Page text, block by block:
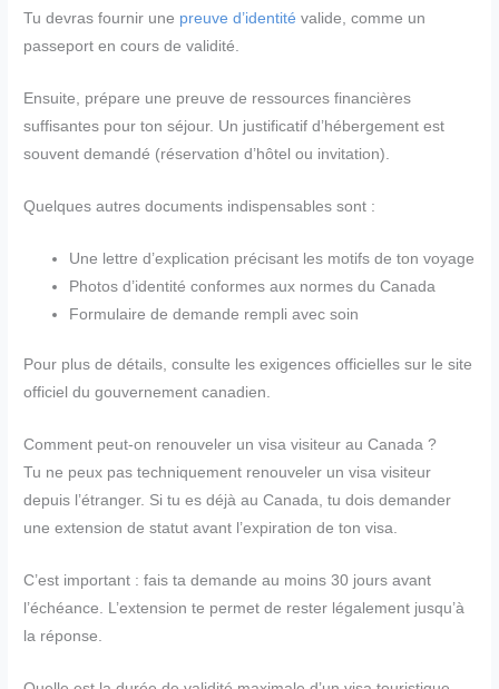
Tu devras fournir une preuve d’identité valide, comme un
passeport en cours de validité.
Ensuite, prépare une preuve de ressources financières
suffisantes pour ton séjour. Un justificatif d’hébergement est
souvent demandé (réservation d’hôtel ou invitation).
Quelques autres documents indispensables sont :
Une lettre d’explication précisant les motifs de ton voyage
Photos d’identité conformes aux normes du Canada
Formulaire de demande rempli avec soin
Pour plus de détails, consulte les exigences officielles sur le site
officiel du gouvernement canadien.
Comment peut-on renouveler un visa visiteur au Canada ?
Tu ne peux pas techniquement renouveler un visa visiteur
depuis l’étranger. Si tu es déjà au Canada, tu dois demander
une extension de statut avant l’expiration de ton visa.
C’est important : fais ta demande au moins 30 jours avant
l’échéance. L’extension te permet de rester légalement jusqu’à
la réponse.